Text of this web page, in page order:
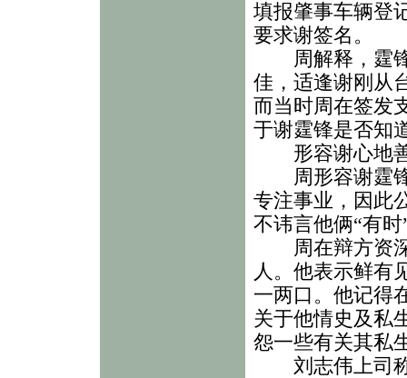
填报肇事车辆登
要求谢签名。
周解释，霆锋
佳，适逢谢刚从
而当时周在签发
于谢霆锋是否知
形容谢心地
周形容谢霆锋
专注事业，因此
不讳言他俩“有
周在辩方资深
人。他表示鲜有
一两口。他记得
关于他情史及私
怨一些有关其私
刘志伟上司